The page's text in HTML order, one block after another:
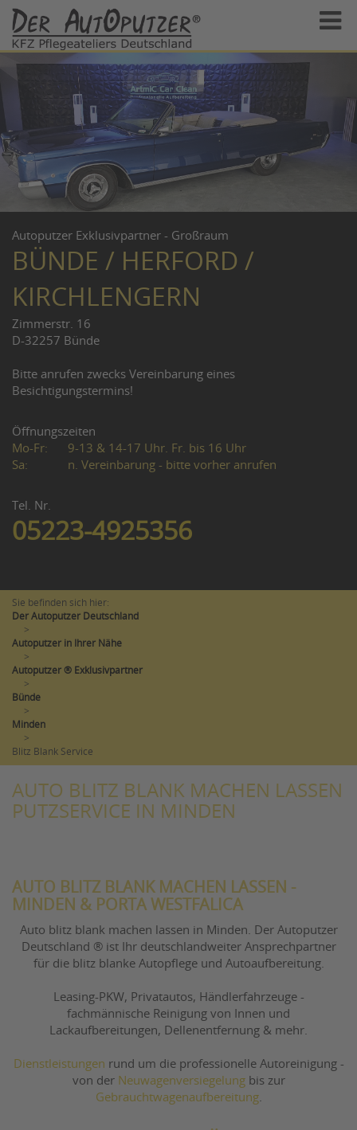
Autoputzer Exklusivpartner - Großraum
BÜNDE / HERFORD /
KIRCHLENGERN
Zimmerstr. 16
D-32257 Bünde
Bitte anrufen zwecks Vereinbarung eines
Besichtigungstermins!
Öffnungszeiten
Mo-Fr:
9-13 & 14-17 Uhr. Fr. bis 16 Uhr
Sa:
n. Vereinbarung - bitte vorher anrufen
Tel. Nr.
05223-4925356
Sie befinden sich hier:
Der Autoputzer Deutschland
>
Autoputzer in Ihrer Nähe
>
Autoputzer ® Exklusivpartner
>
Bünde
>
Minden
>
Blitz Blank Service
AUTO BLITZ BLANK MACHEN LASSEN
PUTZSERVICE IN MINDEN
AUTO BLITZ BLANK MACHEN LASSEN -
MINDEN & PORTA WESTFALICA
Auto blitz blank machen lassen in Minden. Der Autoputzer
Deutschland ® ist Ihr deutschlandweiter Ansprechpartner
für die blitz blanke Autopflege und Autoaufbereitung.
Leasing-PKW, Privatautos, Händlerfahrzeuge -
fachmännische Reinigung von Innen und
Lackaufbereitungen, Dellenentfernung & mehr.
Dienstleistungen rund um die professionelle Autoreinigung -
von der Neuwagenversiegelungbis zur
Gebrauchtwagenaufbereitung.